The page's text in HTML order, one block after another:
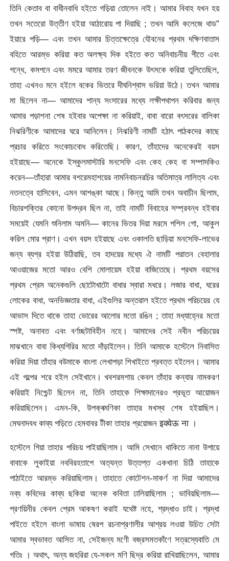
তিনি কেতাব বা বাধীনবাধি হইতে গড়িয়া তোলেন নাই। আমার বিবাহ যখন হয়
তখন সতেরো উত্তীণ হইয়া আঠারোয় পা দিয়াছি ; তখন আমি কলেজে থাড”
ইয়ারে পড়ি— এবং তখন আমার চিত্তক্ষেত্রে যৌবনের প্রথম দক্ষিণবাতাস
বহিতে আরম্ভ করিয়া কত অলক্ষ্য দিক হইতে কত অনিবাচনীয় গীতে এবং
গন্ধে, কমপনে এবং মমরে আমার তরণ জীবনকে উৎসকে করিয়া তুলিতেছিল,
তাহা এখনও মনে হইলে বকের ভিতরে দীঘনিশ্বাস ভরিয়া উঠে। তখন আমার
মা ছিলেন না— আমাদের শান্য সংসারের মধ্যে লক্ষীপথাপন করিবার জন্য
আমার পড়াশনা শেষ হইবার অপেক্ষা না করিয়াই, বাবা বারো বৎসরের বালিকা
নিঝরিণীকে আমাদের ঘরে আনিলেন। নিঝরিণী নামটি হঠাৎ পাঠকদের কাছে
প্রচার করিতে সংকোচবোধ করিতেছি। কারণ, তাঁহাদের অনেকেরই বয়স
হইয়াছে— অনেকে ইস্কুলমাস্টারি মনসেফি এবং কেহ কেহ বা সম্পাদকিও
করেন—তাঁহারা আমার বশরেমহাশয়ের নামনিবাচনরচির অতিমাত্র লালিত্য এবং
নতনত্বে হাসিবেন, এমন আশঙ্কা আছে। কিন্তু আমি তখন অবাচীন ছিলাম,
বিচারশক্তির কোনো উপদ্রব ছিল না, তাই নামটি বিবাহের সম্প্রবন্ধ হইবার
সময়েই যেমনি শুনিলাম অমনি— কানের ভিতর দিয়া মরমে পশিল গো, আকুল
করিল মোর প্রাণ। এখন বয়স হইয়াছে এবং ওকালতি ছাড়িয়া মনসেফি-লাভের
জন্য ব্যগ্র হইয়া উঠিয়াছি, তব হাদয়ের মধ্যে ঐ নামটি পরাতন বেহালার
আওয়াজের মতো আরও বেশি মোলায়েম হইয়া বাজিতেছে। প্রথম বয়সের
প্রথম প্রেম অনেকগুলি ছোটোখাটো বাধার স্বারা মধরে। লজার বাধা, ঘরের
লোকের বাধা, অনভিজ্ঞতার বাধা, এইগুলির অন্তরাল হইতে প্রথম পরিচয়ের যে
আভাস দিতে থাকে তাহা ভোরের আলোর মতো রঙিন ; তাহা মধ্যাহ্নের মতো
স্পষ্ট, অনাবত এবং বর্ণচ্ছটাবিহীন নহে। আমাদের সেই নবীন পরিচয়ের
মাঝখানে বাবা কিধ্যগিরির মতো দাঁড়াইলেন। তিনি আমাকে হস্টেলে নিবাসিত
করিয়া দিয়া তাঁহার বউমাকে বাংলা লেখাপড়া শিখাইতে প্রবত্ত হইলেন। আমার
এই গল্পের শরে হইল সেইখানে। খবশরমশায় কেবল তাঁহার কন্যার নামকরণ
করিয়াই নিশ্চেন্ট ছিলেন না, তিনি তাহাকে শিক্ষাদানেরও প্রভূত আয়োজন
করিয়াছিলেন। এমন-কি, উপক্ৰমণিকা তাহার মখস্থ শেষ হইয়াছিল।
মেঘনাদবধ কাব্য পড়িতে হেমবাবর টীকা তাহার প্রয়োজন इक्वेऊ ना ।
হস্টেলে গিয়া তাহার পরিচয় পাইয়াছিলাম। আমি সেখানে থাকিতে নানা উপায়ে
বাবাকে লুকাইয়া নববিরহতাপে অত্যন্ত উত্তপ্ত একখানা চিঠি তাহাকে
পাঠাইতে আরম্ভ করিয়াছিলাম। তাহাতে কোটেশন-মাকৰ্ণ না দিয়া আমাদের
নব্য কবিদের কাব্য ছকিয়া অনেক কবিতা ঢালিয়াছিলাম ; ভাবিয়ছিলাম—
প্রণয়িনীর কেবল প্রেম আকষণ করাই যথেষ্ট নহে, শ্রদ্ধাও চাই। শ্রদ্ধা
পাইতে হইলে বাংলা ভাষায় ষেরপ রচনাপ্রণালীর আশ্রয় লওয়া উচিত সেটা
আমার স্বভাবত আসিত না, সেইজন্য মণেী বজ্রসমতকাঁণে সত্রস্যেবাতি মে
গতিঃ । অথাৎ, অন্য জহরিরা যে-সকল মণি ছিদ্র করিয়া রাখিয়াছিলেন, আমার